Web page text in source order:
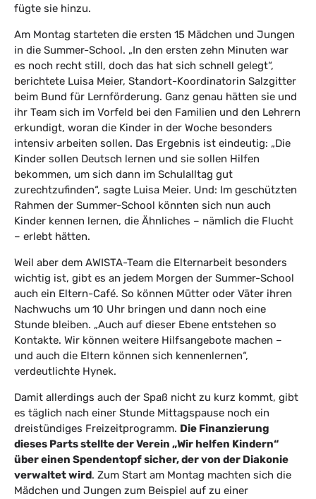
fügte sie hinzu.
Am Montag starteten die ersten 15 Mädchen und Jungen
in die Summer-School. „In den ersten zehn Minuten war
es noch recht still, doch das hat sich schnell gelegt“,
berichtete Luisa Meier, Standort-Koordinatorin Salzgitter
beim Bund für Lernförderung. Ganz genau hätten sie und
ihr Team sich im Vorfeld bei den Familien und den Lehrern
erkundigt, woran die Kinder in der Woche besonders
intensiv arbeiten sollen. Das Ergebnis ist eindeutig: „Die
Kinder sollen Deutsch lernen und sie sollen Hilfen
bekommen, um sich dann im Schulalltag gut
zurechtzufinden“, sagte Luisa Meier. Und: Im geschützten
Rahmen der Summer-School könnten sich nun auch
Kinder kennen lernen, die Ähnliches – nämlich die Flucht
– erlebt hätten.
Weil aber dem AWISTA-Team die Elternarbeit besonders
wichtig ist, gibt es an jedem Morgen der Summer-School
auch ein Eltern-Café. So können Mütter oder Väter ihren
Nachwuchs um 10 Uhr bringen und dann noch eine
Stunde bleiben. „Auch auf dieser Ebene entstehen so
Kontakte. Wir können weitere Hilfsangebote machen –
und auch die Eltern können sich kennenlernen“,
verdeutlichte Hynek.
Damit allerdings auch der Spaß nicht zu kurz kommt, gibt
es täglich nach einer Stunde Mittagspause noch ein
dreistündiges Freizeitprogramm. Die Finanzierung
dieses Parts stellte der Verein „Wir helfen Kindern“
über einen Spendentopf sicher, der von der Diakonie
verwaltet wird. Zum Start am Montag machten sich die
Mädchen und Jungen zum Beispiel auf zu einer